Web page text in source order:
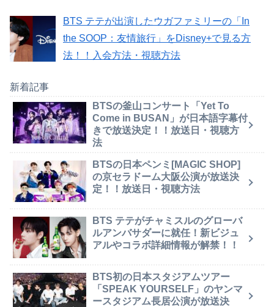
BTS テテが出演したウガファミリーの「In
the SOOP：友情旅行」をDisney+で見る方
法！！入会方法・視聴方法
新着記事
BTSの釜山コンサート「Yet To
Come in BUSAN」が日本語字幕付
きで放送決定！！放送日・視聴方
法
BTSの日本ペンミ[MAGIC SHOP]
の京セラドーム大阪公演が放送決
定！！放送日・視聴方法
BTS テテがチャミスルのグローバ
ルアンバサダーに就任！新ビジュ
アルやコラボ詳細情報が解禁！！
BTS初の日本スタジアムツアー
「SPEAK YOURSELF」のヤンマ
ースタジアム長居公演が放送決